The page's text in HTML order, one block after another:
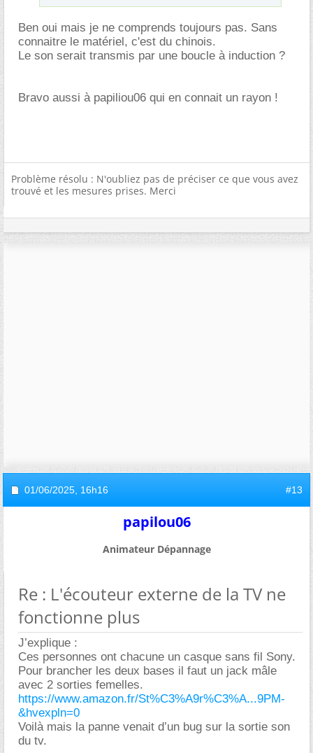
Ben oui mais je ne comprends toujours pas. Sans
connaitre le matériel, c'est du chinois.
Le son serait transmis par une boucle à induction ?
Bravo aussi à papiliou06 qui en connait un rayon !
Problème résolu : N'oubliez pas de préciser ce que vous avez
trouvé et les mesures prises. Merci
01/06/2025, 16h16 #13
papilou06
Animateur Dépannage
Re : L'écouteur externe de la TV ne
fonctionne plus
J’explique :
Ces personnes ont chacune un casque sans fil Sony.
Pour brancher les deux bases il faut un jack mâle
avec 2 sorties femelles.
https://www.amazon.fr/St%C3%A9r%C3%A...9PM-
&hvexpln=0
Voilà mais la panne venait d’un bug sur la sortie son
du tv.